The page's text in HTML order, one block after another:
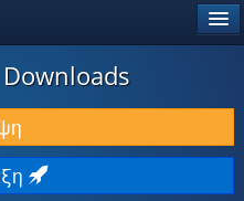
Downloads